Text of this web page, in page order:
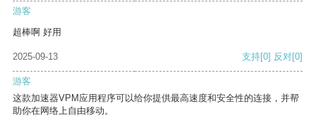
游客
超棒啊 好用
2025-09-13 支持[0] 反对[0]
游客
这款加速器VPM应用程序可以给你提供最高速度和安全性的连接，并帮
助你在网络上自由移动。